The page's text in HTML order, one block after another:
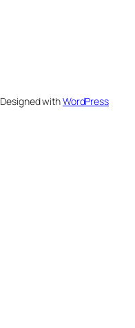
Designed withWordPress